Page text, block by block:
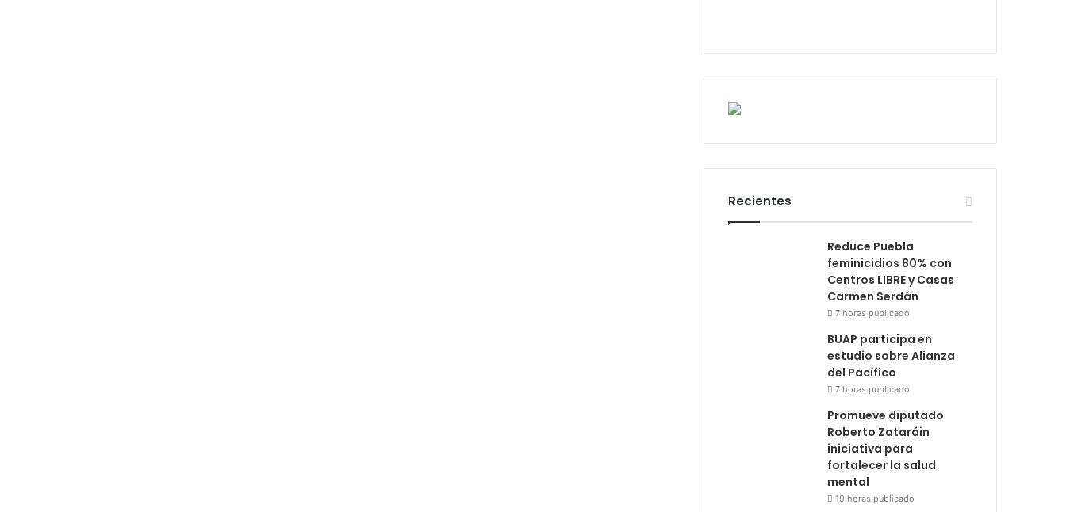
Recientes
Reduce Puebla
feminicidios 80% con
Centros LIBRE y Casas
Carmen Serdán
7 horas publicado
BUAP participa en
estudio sobre Alianza
del Pacífico
7 horas publicado
Promueve diputado
Roberto Zataráin
iniciativa para
fortalecer la salud
mental
19 horas publicado